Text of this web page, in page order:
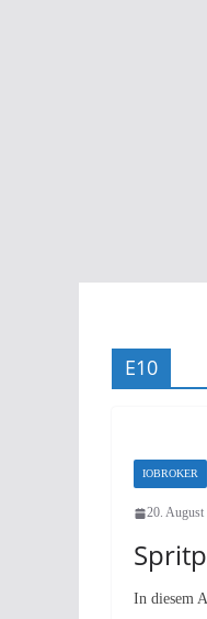
E10
IOBROKER
20. August
In diesem